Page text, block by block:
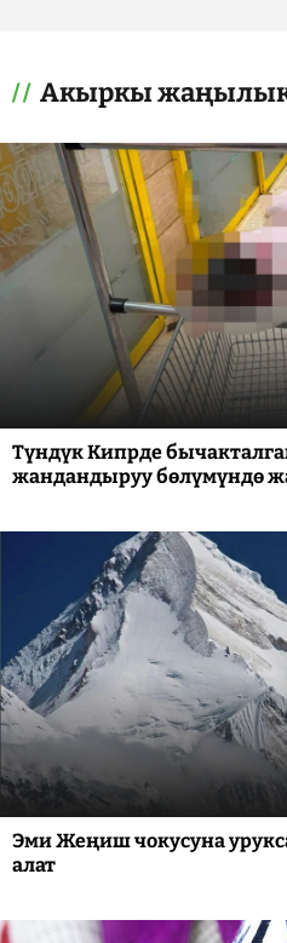
Акыркы
Түндүк Кипрде
жандандыруу бөлүмүндө
Эми Жеңиш чокусуна
алат